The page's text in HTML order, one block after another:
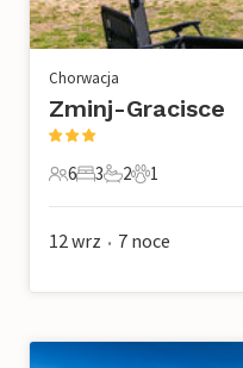
Chorwacja
Zminj-Gracisce
6 Goście
6
3 Sypialnie
3
2 Łazienki
2
1 Zwierzę
1
12 wrz • 7 noce